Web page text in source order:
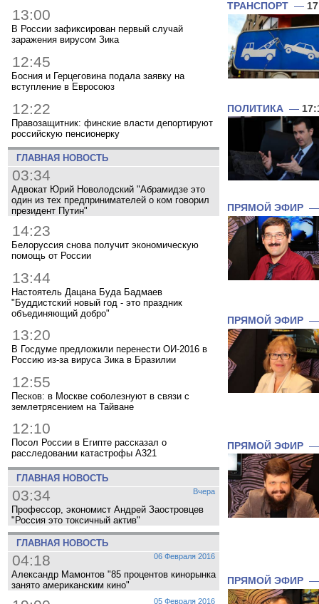
13:00
В России зафиксирован первый случай
заражения вирусом Зика
12:45
Босния и Герцеговина подала заявку на
вступление в Евросоюз
12:22
Правозащитник: финские власти депортируют
российскую пенсионерку
ГЛАВНАЯ НОВОСТЬ
03:34
Адвокат Юрий Новолодский "Абрамидзе это
один из тех предпринимателей о ком говорил
президент Путин"
14:23
Белоруссия снова получит экономическую
помощь от России
13:44
Настоятель Дацана Буда Бадмаев
"Буддистский новый год - это праздник
объединяющий добро"
13:20
В Госдуме предложили перенести ОИ-2016 в
Россию из-за вируса Зика в Бразилии
12:55
Песков: в Москве соболезнуют в связи с
землетрясением на Тайване
12:10
Посол России в Египте рассказал о
расследовании катастрофы A321
ГЛАВНАЯ НОВОСТЬ
Вчера
03:34
Профессор, экономист Андрей Заостровцев
"Россия это токсичный актив"
ГЛАВНАЯ НОВОСТЬ
06 Февраля 2016
04:18
Александр Мамонтов "85 процентов кинорынка
занято американским кино"
05 Февраля 2016
ТРАНСПОРТ —
ПОЛИТИКА —
ПРЯМОЙ ЭФИР
ПРЯМОЙ ЭФИР
ПРЯМОЙ ЭФИР
ПРЯМОЙ ЭФИР